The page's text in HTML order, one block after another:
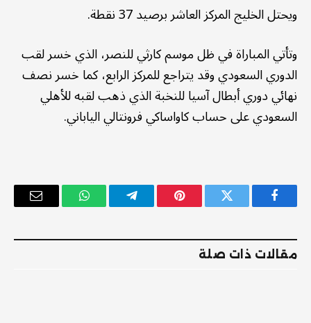
ويحتل الخليج المركز العاشر برصيد 37 نقطة.
وتأتي المباراة في ظل موسم كارثي للنصر، الذي خسر لقب
الدوري السعودي وقد يتراجع للمركز الرابع، كما خسر نصف
نهائي دوري أبطال آسيا للنخبة الذي ذهب لقبه للأهلي
السعودي على حساب كاواساكي فرونتالي الياباني.
فيسبوك تويتر بينتيريستتيلقرام واتساب
البريد
مقالات ذات صلة